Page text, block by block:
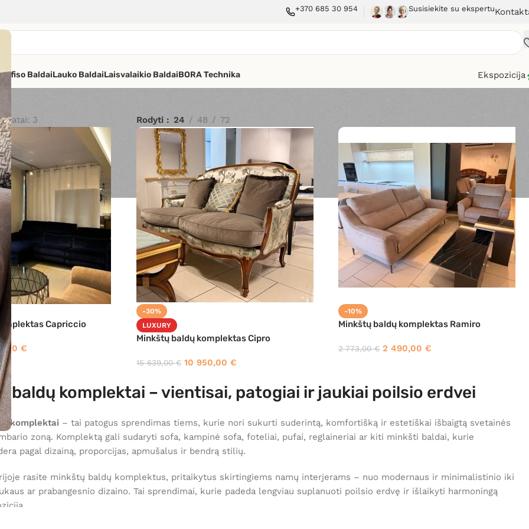
+370 685 30 954 Susisiekite su ekspertu
Ofiso BaldaiLauko BaldaiLaisvalaikio BaldaiBORA Technika Ekspozicija
3 Rodyti 24 48 72
Capriccio
€
-30%
LUXURY
Minkštų baldų komplektas Cipro
15 639,00€ 10 950,00 €
-10%
Minkštų baldų komplektas Ramiro
2 773,00€ 2 490,00€
baldų komplektai – vientisai, patogiai ir jaukiai poilsio erdvei
komplektai – tai patogus sprendimas tiems, kurie nori sukurti suderintą, komfortišką ir estetiškai išbaigtą svetainės
zoną. Komplektą gali sudaryti sofa, kampinė sofa, foteliai, pufai, reglaineriai ar kiti minkšti baldai, kurie
pagal dizainą, proporcijas, apmušalus ir bendrą stilių.
rasite minkštų baldų komplektus, pritaikytus skirtingiems namų interjerams – nuo modernaus ir minimalistinio iki
ar prabangesnio dizaino. Tai sprendimai, kurie padeda lengviau suplanuoti poilsio erdvę ir išlaikyti harmoningą